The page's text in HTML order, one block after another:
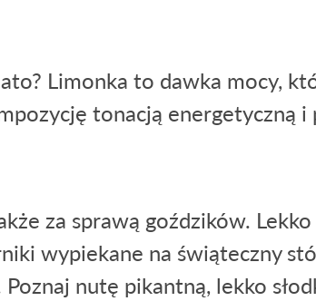
Limonka to dawka mocy,
tonacją energetyczną i
za sprawą goździków.
wypiekane na świąteczny
nutę pikantną, lekko